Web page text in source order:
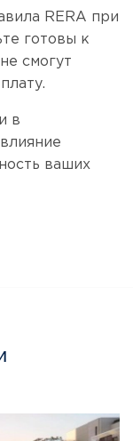
RERA при
готовы к
смогут
в
ваших